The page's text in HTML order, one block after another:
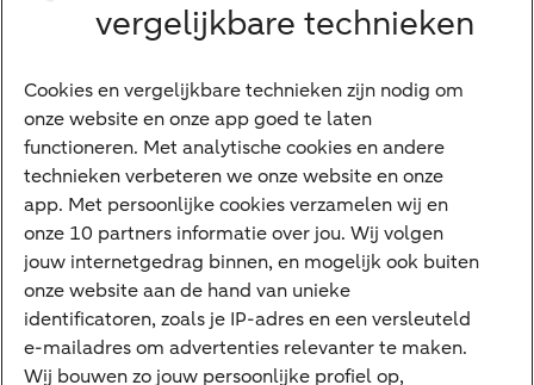
Digitale diensten
Internet Bankieren
ABN AMRO app
Tikkie
Apple Pay
Google Pay
Veilig bankieren
vergelijkbare technieken
Cookies en vergelijkbare technieken zijn nodig om
onze website en onze app goed te laten
functioneren. Met analytische cookies en andere
technieken verbeteren we onze website en onze
app. Met persoonlijke cookies verzamelen wij en
onze 10 partners informatie over jou. Wij volgen
jouw internetgedrag binnen, en mogelijk ook buiten
onze website aan de hand van unieke
identificatoren, zoals je IP-adres en een versleuteld
e-mailadres om advertenties relevanter te maken.
Wij bouwen zo jouw persoonlijke profiel op,